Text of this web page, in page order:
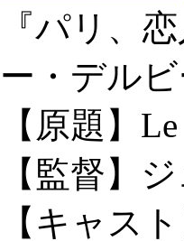
『パリ、
ー・デル
【原題】
【監督】
【キャス